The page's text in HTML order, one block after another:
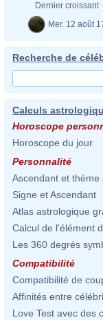
Dernier croissant
Mer. 12 août
Recherche de
Calculs
Horoscope
Horoscope du jour
Personnalité
Ascendant et thème
Signe et Ascendant
Atlas astrologique
Calcul de l'élément
Les 360 degrés
Compatibilité
Compatibilité de
Affinités entre
Love Test avec des